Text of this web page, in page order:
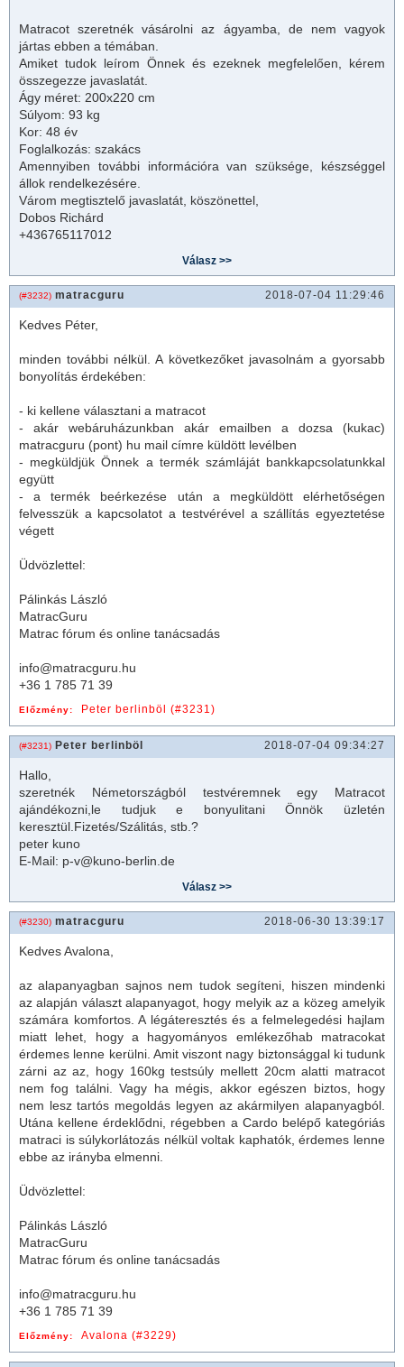
Matracot szeretnék vásárolni az ágyamba, de nem vagyok
jártas ebben a témában.
Amiket tudok leírom Önnek és ezeknek megfelelően, kérem
összegezze javaslatát.
Ágy méret: 200x220 cm
Súlyom: 93 kg
Kor: 48 év
Foglalkozás: szakács
Amennyiben további információra van szüksége, készséggel
állok rendelkezésére.
Várom megtisztelő javaslatát, köszönettel,
Dobos Richárd
+436765117012
(#3232) matracguru 2018-07-04 11:29:46
Kedves Péter,
minden további nélkül. A következőket javasolnám a gyorsabb
bonyolítás érdekében:
- ki kellene választani a matracot
- akár webáruházunkban akár emailben a dozsa (kukac)
matracguru (pont) hu mail címre küldött levélben
- megküldjük Önnek a termék számláját bankkapcsolatunkkal
együtt
- a termék beérkezése után a megküldött elérhetőségen
felvesszük a kapcsolatot a testvérével a szállítás egyeztetése
végett
Üdvözlettel:
Pálinkás László
MatracGuru
Matrac fórum és online tanácsadás
info@matracguru.hu
+36 1 785 71 39
Előzmény: Peter berlinböl (#3231)
(#3231) Peter berlinböl 2018-07-04 09:34:27
Hallo,
szeretnék Németországból testvéremnek egy Matracot
ajándékozni,le tudjuk e bonyulitani Önnök üzletén
keresztül.Fizetés/Szálitás, stb.?
peter kuno
E-Mail: p-v@kuno-berlin.de
(#3230) matracguru 2018-06-30 13:39:17
Kedves Avalona,
az alapanyagban sajnos nem tudok segíteni, hiszen mindenki
az alapján választ alapanyagot, hogy melyik az a közeg amelyik
számára komfortos. A légáteresztés és a felmelegedési hajlam
miatt lehet, hogy a hagyományos emlékezőhab matracokat
érdemes lenne kerülni. Amit viszont nagy biztonsággal ki tudunk
zárni az az, hogy 160kg testsúly mellett 20cm alatti matracot
nem fog találni. Vagy ha mégis, akkor egészen biztos, hogy
nem lesz tartós megoldás legyen az akármilyen alapanyagból.
Utána kellene érdeklődni, régebben a Cardo belépő kategóriás
matraci is súlykorlátozás nélkül voltak kaphatók, érdemes lenne
ebbe az irányba elmenni.
Üdvözlettel:
Pálinkás László
MatracGuru
Matrac fórum és online tanácsadás
info@matracguru.hu
+36 1 785 71 39
Előzmény: Avalona (#3229)